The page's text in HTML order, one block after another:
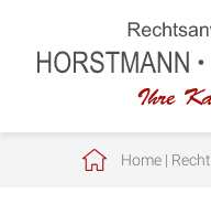
Home|